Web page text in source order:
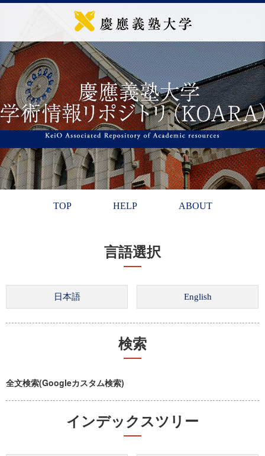
TOP HELP ABOUT
言語選択
検索
全文検索(Googleカスタム検索)
インデックスツリー